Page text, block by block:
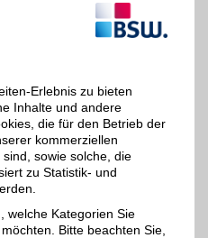
Zum Partnerprofil
Zum Partnerprofil
Erlebnis zu bieten
Inhalte und andere
die für den Betrieb der
kommerziellen
sowie solche, die
zu Statistik- und
welche Kategorien Sie
Bitte beachten Sie,